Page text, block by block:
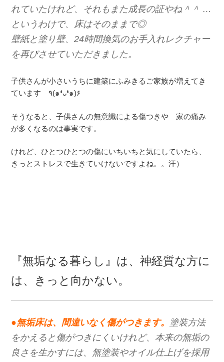
れていたけれど、それもまた成長の証やね＾＾ …
というわけで、床はそのままで◎
壁紙と塗り壁、24時間換気のお手入れレクチャー
を再びさせていただきました。
子供さんが小さいうちに建築にふみきるご家族が増えてき
ています ٩(๑❛ᴗ❛๑)۶
そうなると、子供さんの無意識による傷つきや 家の痛み
が多くなるのは事実です。
けれど、ひとつひとつの傷にいちいちと気にしていたら、
きっとストレスで生きていけないですよね。。汗）
『無垢なる暮らし』は、神経質な方に
は、きっと向かない。
●無垢床は、間違いなく傷がつきます。 塗装方法
をかえると傷がつきにくいけれど、本来の無垢の
良さを生かすには、無塗装やオイル仕上げを採用